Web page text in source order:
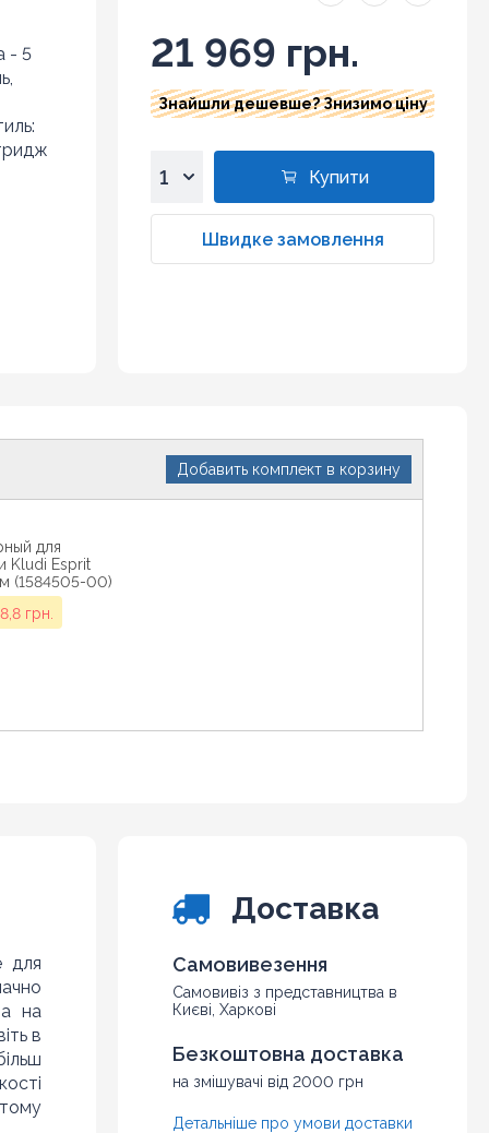
- 5
21 969 грн.
Знайшли дешевше? Знизимо ціну
3
10
Купити
Швидке замовлення
Добавить комплект в корзину
для
Kludi Esprit
(1584505-00)
грн.
для
на
в
Доставка
Самовивезення
Самовивіз з представництва в
Києві, Харкові
Безкоштовна доставка
на змішувачі від 2000 грн
Детальніше про умови доставки